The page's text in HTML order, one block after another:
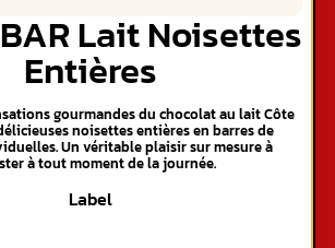
BAR Lait Noisettes
Entières
gourmandes du chocolat au lait Côte
noisettes entières en barres de
Un véritable plaisir sur mesure à
à tout moment de la journée.
Label